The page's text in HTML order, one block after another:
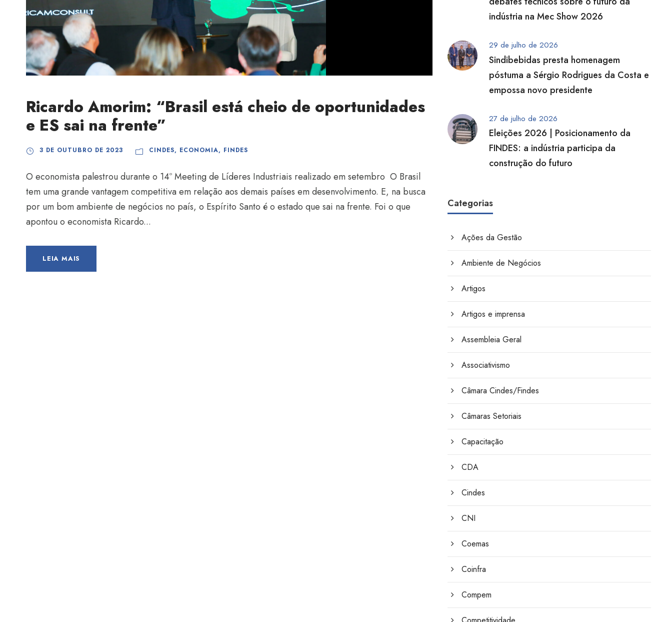
Ricardo Amorim: “Brasil está cheio de oportunidades
e ES sai na frente”
3 DE OUTUBRO DE 2023 CINDES, ECONOMIA, FINDES
O economista palestrou durante o 14º Meeting de Líderes Industriais realizado em setembro O Brasil
tem uma grande vantagem competitiva em relação aos demais países em desenvolvimento. E, na busca
por um bom ambiente de negócios no país, o Espírito Santo é o estado que sai na frente. Foi o que
apontou o economista Ricardo...
LEIA MAIS
indústria na Mec Show 2026
29 de julho de 2026
Sindibebidas presta homenagem
póstuma a Sérgio Rodrigues da Costa e
empossa novo presidente
27 de julho de 2026
Eleições 2026 | Posicionamento da
FINDES: a indústria participa da
construção do futuro
Categorias
Ações da Gestão
Ambiente de Negócios
Artigos
Artigos e imprensa
Assembleia Geral
Associativismo
Câmara Cindes/Findes
Câmaras Setoriais
Capacitação
CDA
Cindes
CNI
Coemas
Coinfra
Compem